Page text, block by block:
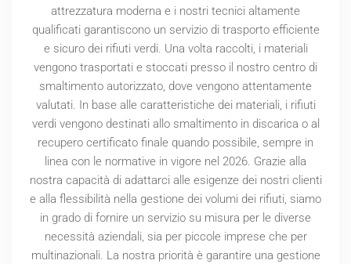
attrezzatura moderna e i nostri tecnici altamente
qualificati garantiscono un servizio di trasporto efficiente
e sicuro dei rifiuti verdi. Una volta raccolti, i materiali
vengono trasportati e stoccati presso il nostro centro di
smaltimento autorizzato, dove vengono attentamente
valutati. In base alle caratteristiche dei materiali, i rifiuti
verdi vengono destinati allo smaltimento in discarica o al
recupero certificato finale quando possibile, sempre in
linea con le normative in vigore nel 2026. Grazie alla
nostra capacità di adattarci alle esigenze dei nostri clienti
e alla flessibilità nella gestione dei volumi dei rifiuti, siamo
in grado di fornire un servizio su misura per le diverse
necessità aziendali, sia per piccole imprese che per
multinazionali. La nostra priorità è garantire una gestione